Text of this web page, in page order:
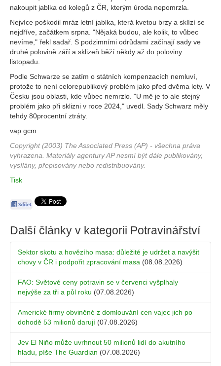
nakoupit jablka od kolegů z ČR, kterým úroda nepomrzla.
Nejvíce poškodil mráz letní jablka, která kvetou brzy a sklízí se
nejdříve, začátkem srpna. "Nějaká budou, ale kolik, to vůbec
nevíme," řekl sadař. S podzimními odrůdami začínají sady ve
druhé polovině září a sklizeň běží někdy až do poloviny
listopadu.
Podle Schwarze se zatím o státních kompenzacích nemluví,
protože to není celorepublikový problém jako před dvěma lety. V
Česku jsou oblasti, kde vůbec nemrzlo. "U mě je to ale stejný
problém jako při sklizni v roce 2024," uvedl. Sady Schwarz měly
tehdy 80procentní ztráty.
vap gcm
Copyright (2003) The Associated Press (AP) - všechna práva
vyhrazena. Materiály agentury AP nesmí být dále publikovány,
vysílány, přepisovány nebo redistribuovány.
Tisk
Další články v kategorii Potravinářství
Sektor skotu a hovězího masa: důležité je udržet a navýšit
chovy v ČR i podpořit zpracování masa (08.08.2026)
FAO: Světové ceny potravin se v červenci vyšplhaly
nejvýše za tři a půl roku (07.08.2026)
Americké firmy obviněné z domlouvání cen vajec jich po
dohodě 53 milionů darují (07.08.2026)
Jev El Niňo může uvrhnout 50 milionů lidí do akutního
hladu, píše The Guardian (07.08.2026)